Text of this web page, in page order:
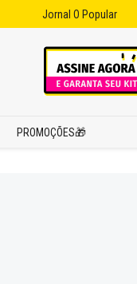
Jornal O Popular
PROMOÇÕES🎁